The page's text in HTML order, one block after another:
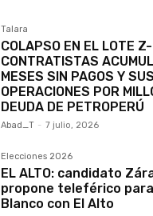
Talara
COLAPSO EN EL LOTE
CONTRATISTAS
MESES SIN PAGOS Y
OPERACIONES POR
DEUDA DE PETROPERÚ
Abad_T - 7 julio, 2026
Elecciones 2026
EL ALTO: candidato
propone teleférico
Blanco con El Alto